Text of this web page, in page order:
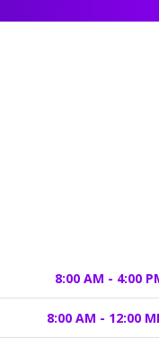
8:00 AM - 4:00
8:00 AM - 12:00